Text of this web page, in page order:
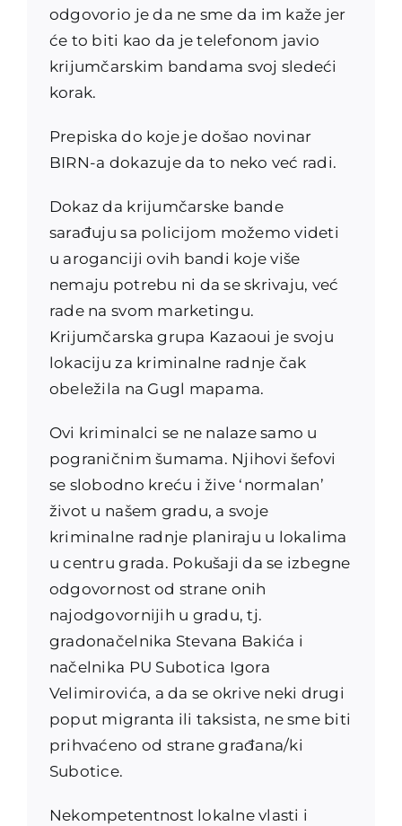
odgovorio je da ne sme da im kaže jer
će to biti kao da je telefonom javio
krijumčarskim bandama svoj sledeći
korak.
Prepiska do koje je došao novinar
BIRN-a dokazuje da to neko već radi.
Dokaz da krijumčarske bande
sarađuju sa policijom možemo videti
u aroganciji ovih bandi koje više
nemaju potrebu ni da se skrivaju, već
rade na svom marketingu.
Krijumčarska grupa Kazaoui je svoju
lokaciju za kriminalne radnje čak
obeležila na Gugl mapama.
Ovi kriminalci se ne nalaze samo u
pograničnim šumama. Njihovi šefovi
se slobodno kreću i žive ‘normalan’
život u našem gradu, a svoje
kriminalne radnje planiraju u lokalima
u centru grada. Pokušaji da se izbegne
odgovornost od strane onih
najodgovornijih u gradu, tj.
gradonačelnika Stevana Bakića i
načelnika PU Subotica Igora
Velimirovića, a da se okrive neki drugi
poput migranta ili taksista, ne sme biti
prihvaćeno od strane građana/ki
Subotice.
Nekompetentnost lokalne vlasti i